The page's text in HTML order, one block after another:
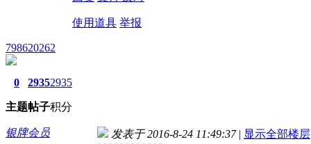
使用道具 举报
798620262
0
主题
2935
帖子
2935
积分
银牌会员 发表于 2016-8-24 11:49:37 | 显示全部楼层